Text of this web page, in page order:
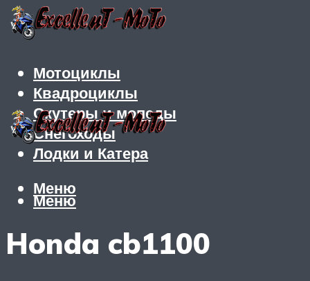
Мотоциклы
Квадроциклы
Скутеры и мопеды
Снегоходы
Лодки и Катера
Меню
Меню
Honda cb1100